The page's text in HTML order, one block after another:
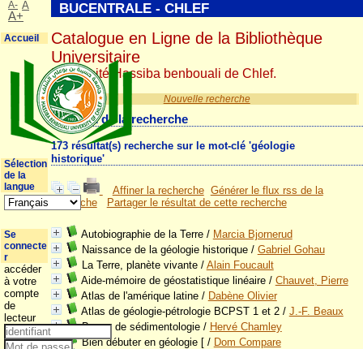
Nouvelle recherche
Résultat de la recherche
173 résultat(s) recherche sur le mot-clé 'géologie
historique'
Affiner la recherche Générer le flux rss de la
recherche
Partager le résultat de cette recherche
Autobiographie de la Terre/ Marcia Bjornerud
Naissance de la géologie historique/ Gabriel Gohau
La Terre, planète vivante/ Alain Foucault
Aide-mémoire de géostatistique linéaire/ Chauvet, Pierre
Atlas de l'amérique latine/ Dabène Olivier
Atlas de géologie-pétrologie BCPST 1 et 2/ J.-F. Beaux
Bases de sédimentologie/ Hervé Chamley
Bien débuter en géologie [/ Dom Compare
BUCENTRALE - CHLEF
Catalogue en Ligne de la Bibliothèque
Universitaire
Université Hassiba benbouali de Chlef.
A- A
A+
Accueil
Sélection
de la
langue
Se
connecte
r
accéder
à votre
compte
de
lecteur